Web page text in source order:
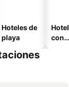
Hoteles de
playa
con